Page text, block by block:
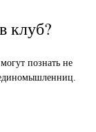
клуб?
познать не